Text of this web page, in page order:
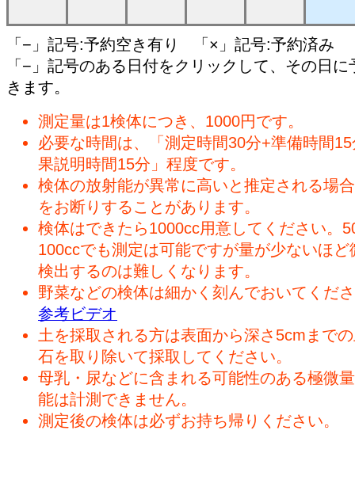
「−」記号:予約空き有り 「×」記号:予約済み
「−」記号のある日付をクリックして、その日に
きます。
測定量は1検体につき、1000円です。
必要な時間は、「測定時間30分+準備時間
果説明時間15分」程度です。
検体の放射能が異常に高いと推定される場
をお断りすることがあります。
検体はできたら1000cc用意してください。
100ccでも測定は可能ですが量が少ないほど
検出するのは難しくなります。
野菜などの検体は細かく刻んでおいてくだ
参考ビデオ
土を採取される方は表面から深さ5cmまで
石を取り除いて採取してください。
母乳・尿などに含まれる可能性のある極微
能は計測できません。
測定後の検体は必ずお持ち帰りください。